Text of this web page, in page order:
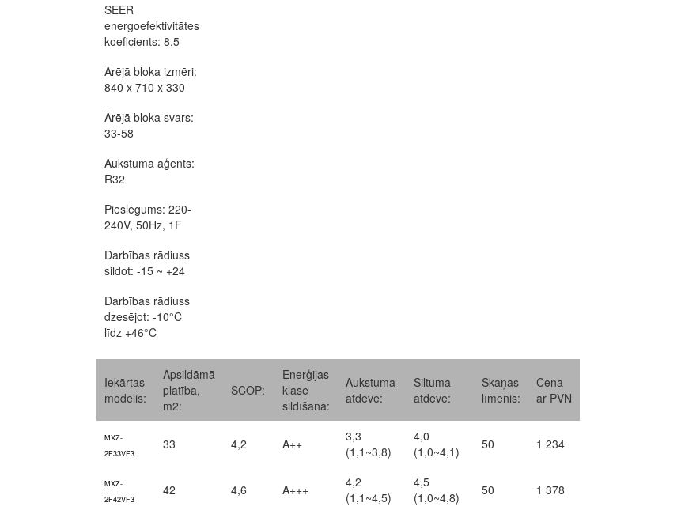
SEER
energoefektivitātes
koeficients: 8,5
Ārējā bloka izmēri:
840 x 710 x 330
Ārējā bloka svars:
33-58
Aukstuma aģents:
R32
Pieslēgums: 220-
240V, 50Hz, 1F
Darbības rādiuss
sildot: -15 ~ +24
Darbības rādiuss
dzesējot: -10°C
līdz +46°C
Iekārtas
modelis:
Apsildāmā
platība,
m2:
SCOP:
Enerģijas
klase
sildīšanā:
Aukstuma
atdeve:
Siltuma
atdeve:
Skaņas
līmenis:
Cena
ar PVN
MXZ-
2F33VF3
33 4,2 A++
3,3
(1,1~3,8)
4,0
(1,0~4,1)
50 1 234
MXZ-
2F42VF3
42 4,6 A+++
4,2
(1,1~4,5)
4,5
(1,0~4,8)
50 1 378